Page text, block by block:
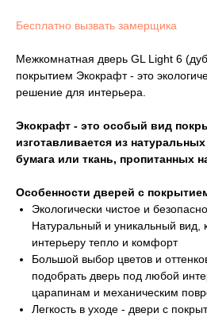
Бесплатно вызвать замерщика
Межкомнатная дверь GL Light 6
покрытием Экокрафт - это
решение для интерьера.
Экокрафт - это особый вид
изготавливается из
бумага или ткань, пропитанных
Особенности дверей с
Экологически чистое и
Натуральный и уникальный вид,
интерьеру тепло и комфорт
Большой выбор цветов и
подобрать дверь под любой
царапинам и механическим
Легкость в уходе - двери с